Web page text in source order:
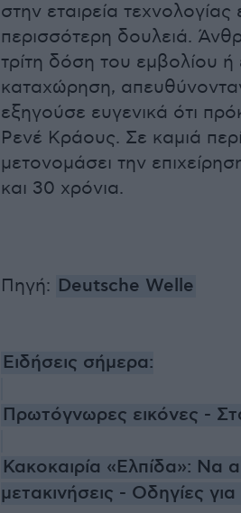
στην εταιρεία
περισσότερη δουλειά.
τρίτη δόση του εμβολίου
καταχώρηση,
εξηγούσε ευγενικά ότι
Ρενέ Κράους. Σε καμιά
μετονομάσει την
και 30 χρόνια.
Πηγή: Deutsche Welle
Ειδήσεις σήμερα:
Πρωτόγνωρες εικόνες -
Κακοκαιρία «Ελπίδα»: Να
μετακινήσεις - Οδηγίες